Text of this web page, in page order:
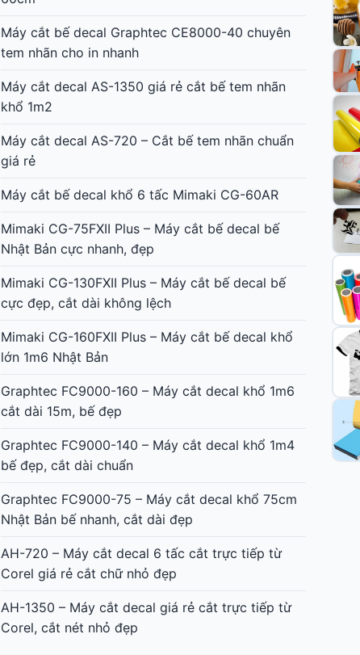
Máy cắt bế decal Graphtec CE8000-40 chuyên
tem nhãn cho in nhanh
Máy cắt decal AS-1350 giá rẻ cắt bế tem nhãn
khổ 1m2
Máy cắt decal AS-720 – Cắt bế tem nhãn chuẩn
giá rẻ
Máy cắt bế decal khổ 6 tấc Mimaki CG-60AR
Mimaki CG-75FXII Plus – Máy cắt bế decal bế
Nhật Bản cực nhanh, đẹp
Mimaki CG-130FXII Plus – Máy cắt bế decal bế
cực đẹp, cắt dài không lệch
Mimaki CG-160FXII Plus – Máy cắt bế decal khổ
lớn 1m6 Nhật Bản
Graphtec FC9000-160 – Máy cắt decal khổ 1m6
cắt dài 15m, bế đẹp
Graphtec FC9000-140 – Máy cắt decal khổ 1m4
bế đẹp, cắt dài chuẩn
Graphtec FC9000-75 – Máy cắt decal khổ 75cm
Nhật Bản bế nhanh, cắt dài đẹp
AH-720 – Máy cắt decal 6 tấc cắt trực tiếp từ
Corel giá rẻ cắt chữ nhỏ đẹp
AH-1350 – Máy cắt decal giá rẻ cắt trực tiếp từ
Corel, cắt nét nhỏ đẹp